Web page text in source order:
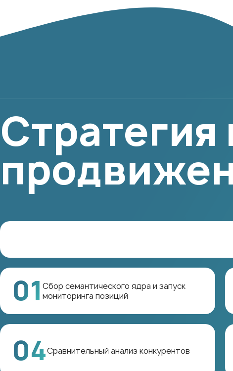
Стратегия
01 Сбор семантического ядра и запуск
мониторинга позиций
04Сравнительный анализ конкурентов